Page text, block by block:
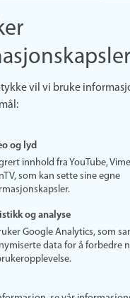
vil vi bruke
og lyd
innhold fra YouTube,
som kan sette sine egne
og analyse
Google Analytics, som
data for å forbedre